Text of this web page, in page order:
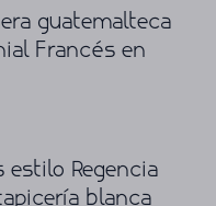
guatemalteca
Francés en
estilo Regencia
blanca